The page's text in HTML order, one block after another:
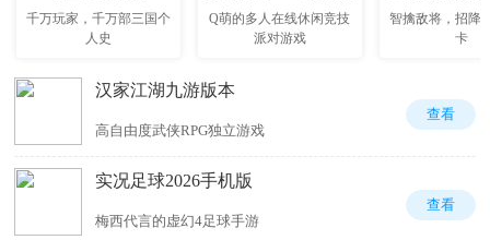
千万玩家，千万部三国个
人史
Q萌的多人在线休闲竞技
派对游戏
智擒敌将，招降
卡
汉家江湖九游版本
高自由度武侠RPG独立游戏
查看
实况足球2026手机版
梅西代言的虚幻4足球手游
查看